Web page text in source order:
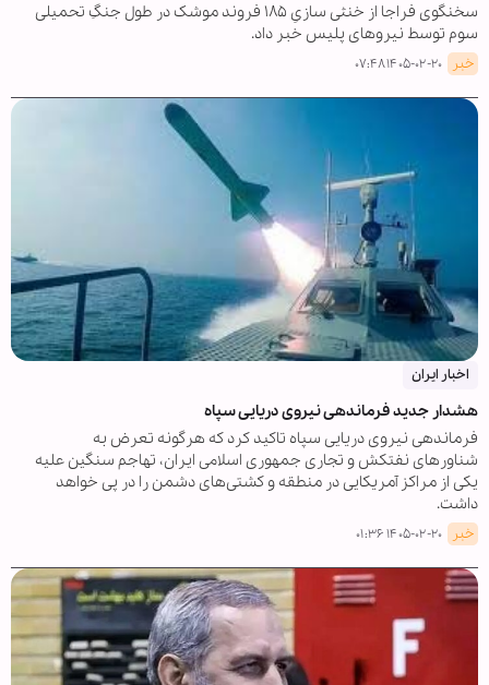
سخنگوی فراجا از خنثی سازیِ ۱۸۵ فروند موشک در طول جنگِ تحمیلی
سوم توسط نیروهای پلیس خبر داد.
خبر ۱۴۰۵-۰۲-۲۰ ۰۷:۴۸
اخبار ایران
هشدار جدید فرماندهی نیروی دریایی سپاه
فرماندهی نیروی دریایی سپاه تاکید کرد که هرگونه تعرض به
شناورهای نفتکش و تجاری جمهوری اسلامی ایران، تهاجم سنگین علیه
یکی از مراکز آمریکایی در منطقه و کشتی‌های دشمن را در پی خواهد
داشت.
خبر ۱۴۰۵-۰۲-۲۰ ۰۱:۳۶